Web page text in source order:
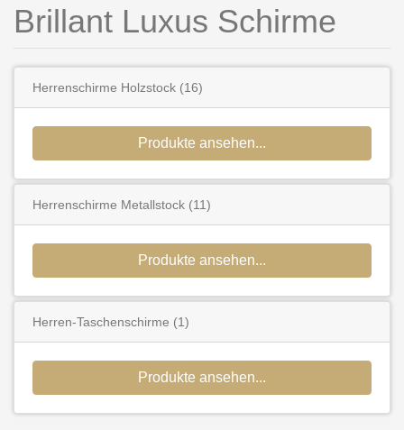
Brillant Luxus Schirme
Herrenschirme Holzstock (16)
Produkte ansehen...
Herrenschirme Metallstock (11)
Produkte ansehen...
Herren-Taschenschirme (1)
Produkte ansehen...